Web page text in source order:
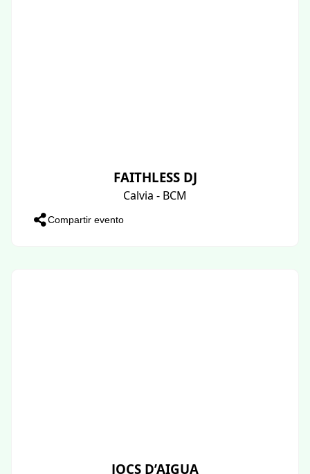
FAITHLESS DJ
Calvia - BCM
Compartir evento
JOCS D’AIGUA